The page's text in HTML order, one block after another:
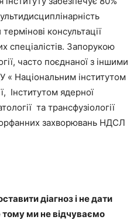
консультації
спеціалістів. Запорукою
часто поєднаної з іншими
« Національним інститутом
Інститутом ядерної
та трансфузіології
захворювань НДСЛ
діагноз і не дати
ми не відчуваємо